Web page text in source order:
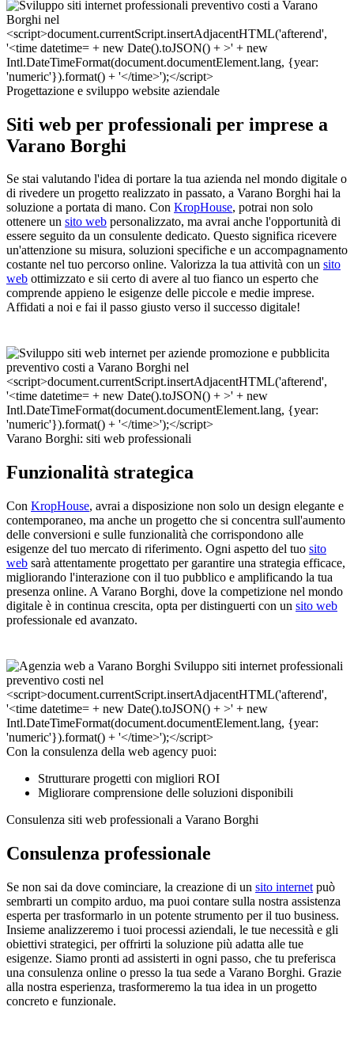
Progettazione e sviluppo website aziendale
Siti web per professionali per imprese a
Varano Borghi
Se stai valutando l'idea di portare la tua azienda nel mondo digitale o
di rivedere un progetto realizzato in passato, a Varano Borghi hai la
soluzione a portata di mano. Con KropHouse, potrai non solo
ottenere un sito web personalizzato, ma avrai anche l'opportunità di
essere seguito da un consulente dedicato. Questo significa ricevere
un'attenzione su misura, soluzioni specifiche e un accompagnamento
costante nel tuo percorso online. Valorizza la tua attività con un sito
web ottimizzato e sii certo di avere al tuo fianco un esperto che
comprende appieno le esigenze delle piccole e medie imprese.
Affidati a noi e fai il passo giusto verso il successo digitale!
Varano Borghi: siti web professionali
Funzionalità strategica
Con KropHouse, avrai a disposizione non solo un design elegante e
contemporaneo, ma anche un progetto che si concentra sull'aumento
delle conversioni e sulle funzionalità che corrispondono alle
esigenze del tuo mercato di riferimento. Ogni aspetto del tuo sito
web sarà attentamente progettato per garantire una strategia efficace,
migliorando l'interazione con il tuo pubblico e amplificando la tua
presenza online. A Varano Borghi, dove la competizione nel mondo
digitale è in continua crescita, opta per distinguerti con un sito web
professionale ed avanzato.
Con la consulenza della web agency puoi:
Strutturare progetti con migliori ROI
Migliorare comprensione delle soluzioni disponibili
Consulenza siti web professionali a Varano Borghi
Consulenza professionale
Se non sai da dove cominciare, la creazione di un sito internet può
sembrarti un compito arduo, ma puoi contare sulla nostra assistenza
esperta per trasformarlo in un potente strumento per il tuo business.
Insieme analizzeremo i tuoi processi aziendali, le tue necessità e gli
obiettivi strategici, per offrirti la soluzione più adatta alle tue
esigenze. Siamo pronti ad assisterti in ogni passo, che tu preferisca
una consulenza online o presso la tua sede a Varano Borghi. Grazie
alla nostra esperienza, trasformeremo la tua idea in un progetto
concreto e funzionale.